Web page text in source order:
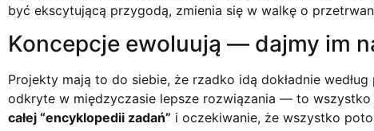
być ekscytującą przygodą, zmienia się w walkę o
Koncepcje ewoluują — dajmy im
Projekty mają to do siebie, że rzadko idą dokładnie
odkryte w międzyczasie lepsze rozwiązania — to wszystko
całej “encyklopedii zadań” i oczekiwanie, że wszystko